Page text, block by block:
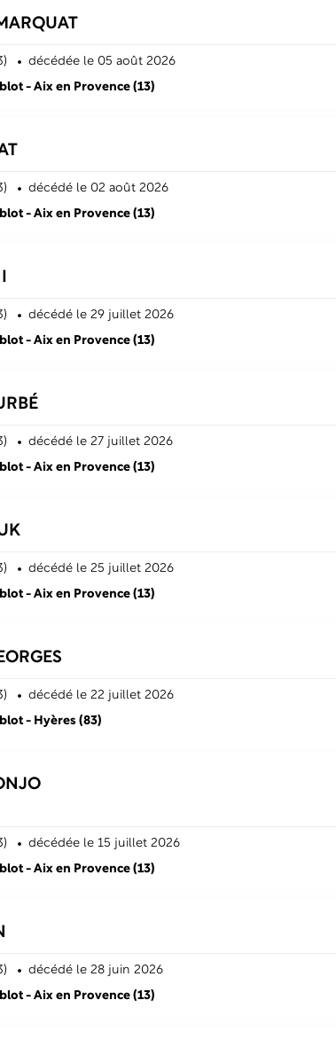
décédée le 05 août 2026
- Aix en Provence (13)
décédé le 02 août 2026
- Aix en Provence (13)
décédé le 29 juillet 2026
- Aix en Provence (13)
décédé le 27 juillet 2026
- Aix en Provence (13)
décédé le 25 juillet 2026
- Aix en Provence (13)
décédé le 22 juillet 2026
- Hyères (83)
décédée le 15 juillet 2026
- Aix en Provence (13)
décédé le 28 juin 2026
- Aix en Provence (13)